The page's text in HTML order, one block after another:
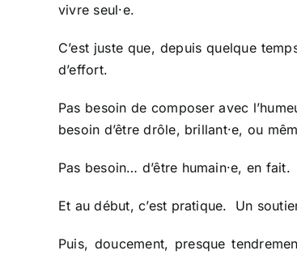
vivre seul·e.
C’est juste que, depuis quelque
d’effort.
Pas besoin de composer avec
besoin d’être drôle, brillant·e, ou
Pas besoin… d’être humain·e, en fait.
Et au début, c’est pratique. Un
Puis, doucement, presque